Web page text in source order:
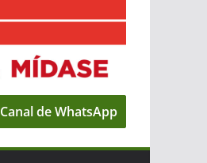
Canal de WhatsApp